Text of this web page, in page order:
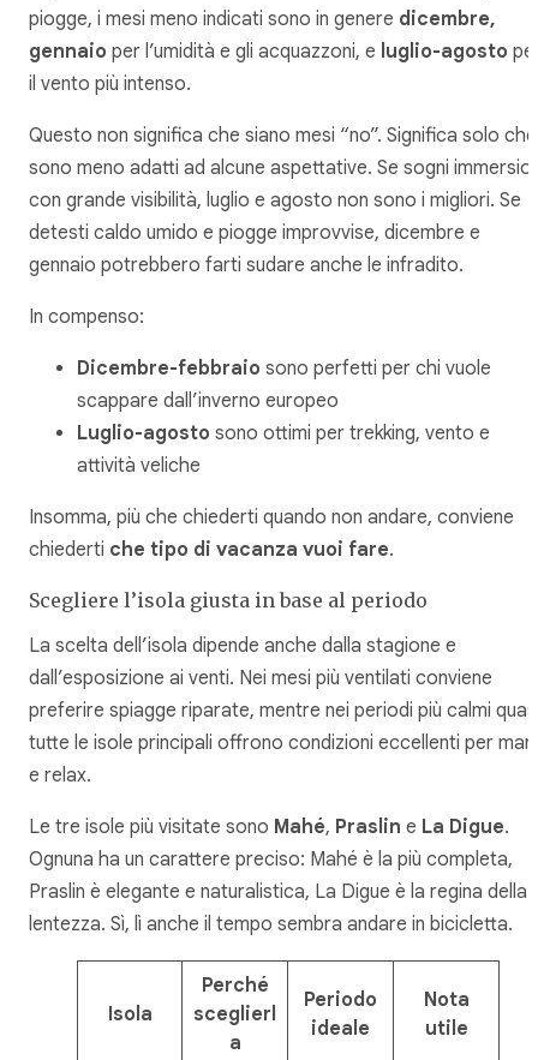
piogge, i mesi meno indicati sono in genere dicembre,
gennaio per l’umidità e gli acquazzoni, e luglio-agosto
il vento più intenso.
Questo non significa che siano mesi “no”. Significa solo che
sono meno adatti ad alcune aspettative. Se sogni
con grande visibilità, luglio e agosto non sono i migliori. Se
detesti caldo umido e piogge improvvise, dicembre e
gennaio potrebbero farti sudare anche le infradito.
In compenso:
Dicembre-febbraio sono perfetti per chi vuole
scappare dall’inverno europeo
Luglio-agosto sono ottimi per trekking, vento e
attività veliche
Insomma, più che chiederti quando non andare, conviene
chiederti che tipo di vacanza vuoi fare.
Scegliere l’isola giusta in base al periodo
La scelta dell’isola dipende anche dalla stagione e
dall’esposizione ai venti. Nei mesi più ventilati conviene
preferire spiagge riparate, mentre nei periodi più calmi
tutte le isole principali offrono condizioni eccellenti per
e relax.
Le tre isole più visitate sono Mahé, Praslin e La Digue.
Ognuna ha un carattere preciso: Mahé è la più completa,
Praslin è elegante e naturalistica, La Digue è la regina della
lentezza. Sì, lì anche il tempo sembra andare in bicicletta.
Isola
Perché
sceglierl
a
Periodo
ideale
Nota
utile